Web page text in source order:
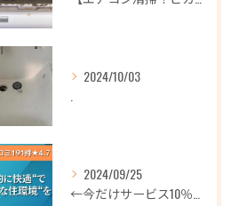
2024/10/03
2024/09/25